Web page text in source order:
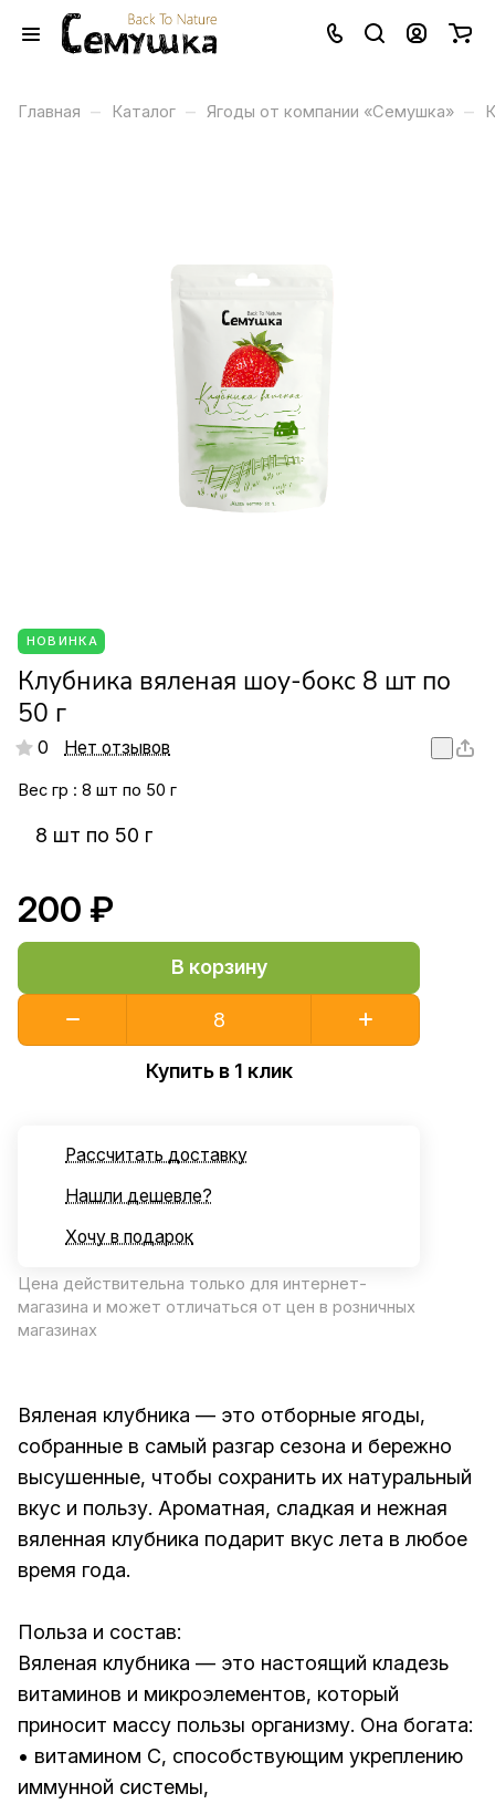
Главная – Каталог – Ягоды от компании «Семушка» –
НОВИНКА
Клубника вяленая шоу-бокс 8 шт по
50 г
0 Нет отзывов
Вес гр : 8 шт по 50 г
8 шт по 50 г
200 ₽
В корзину
Купить в 1 клик
Рассчитать доставку
Нашли дешевле?
Хочу в подарок
Цена действительна только для интернет-
магазина и может отличаться от цен в розничных
магазинах
Вяленая клубника — это отборные ягоды,
собранные в самый разгар сезона и бережно
высушенные, чтобы сохранить их натуральный
вкус и пользу. Ароматная, сладкая и нежная
вяленная клубника подарит вкус лета в любое
время года.
Польза и состав:
Вяленая клубника — это настоящий кладезь
витаминов и микроэлементов, который
приносит массу пользы организму. Она богата:
• витамином C, способствующим укреплению
иммунной системы,